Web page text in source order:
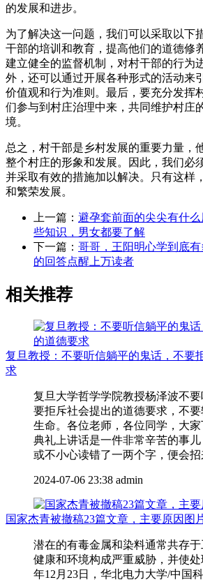
的发展和进步。
为了解决这一问题，我们可以采取以下
干部的培训和教育，提高他们的道德修
建立健全的监督机制，对村干部的行为
外，还可以通过开展各种形式的活动来
价值观和行为准则。最后，要充分发挥
们参与到村庄治理中来，共同维护村庄
境。
总之，村干部是乡村发展的重要力量，
整个村庄的形象和发展。因此，我们必
并采取有效的措施加以解决。只有这样
和繁荣发展。
上一篇： 避孕套前面的尖尖有什
些知识，男女都要了解
下一篇： 哥哥，王阳明心学到底
的回答点醒上万读者
相关推荐
复旦教授：不要听信躺平的鬼话，不要
求
复旦大学哲学学院教授杨泽波不
要拒斥社会提出的道德要求，不
生命。各位老师，各位同学，大
典礼上讲话是一件非常辛苦的事儿
或不小心读错了一两个字，便会
2024-07-06 23:38 admin
国家杰青被撤稿23篇文章，主要原因图
潜在的有毒金属和染料通常共存
健康和环境构成严重威胁，并使
年12月23日，华北电力大学/中国